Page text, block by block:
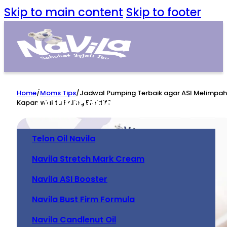
Skip to main content Skip to footer
Home
Our Product
Telon Oil Navila
Navila Stretch Mark Cream
Navila ASI Booster
Navila Bust Firm Formula
Navila Candlenut Oil
Home/Moms Tips/Jadwal Pumping Terbaik agar ASI
Kapan Waktu Paling Efektif?